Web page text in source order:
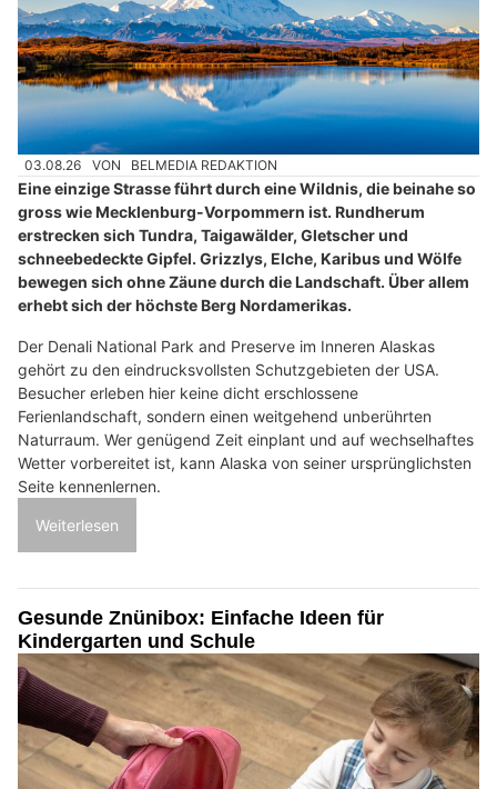
03.08.26 VON BELMEDIA REDAKTION
Eine einzige Strasse führt durch eine Wildnis, die beinahe so
gross wie Mecklenburg-Vorpommern ist. Rundherum
erstrecken sich Tundra, Taigawälder, Gletscher und
schneebedeckte Gipfel. Grizzlys, Elche, Karibus und Wölfe
bewegen sich ohne Zäune durch die Landschaft. Über allem
erhebt sich der höchste Berg Nordamerikas.
Der Denali National Park and Preserve im Inneren Alaskas
gehört zu den eindrucksvollsten Schutzgebieten der USA.
Besucher erleben hier keine dicht erschlossene
Ferienlandschaft, sondern einen weitgehend unberührten
Naturraum. Wer genügend Zeit einplant und auf wechselhaftes
Wetter vorbereitet ist, kann Alaska von seiner ursprünglichsten
Seite kennenlernen.
Weiterlesen
Gesunde Znünibox: Einfache Ideen für
Kindergarten und Schule